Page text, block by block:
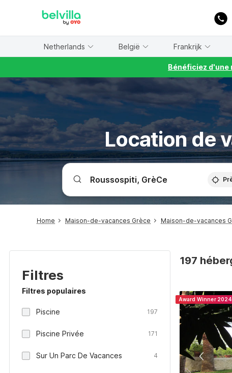
Netherlands België Frankrijk
Bénéficiez d'une
Location de
Home Maison-de-vacances Grèce Maison-de-vacances
Filtres
Filtres populaires
Piscine 197
Piscine Privée 171
Sur Un Parc De Vacances 4
197
Award Winner 2024